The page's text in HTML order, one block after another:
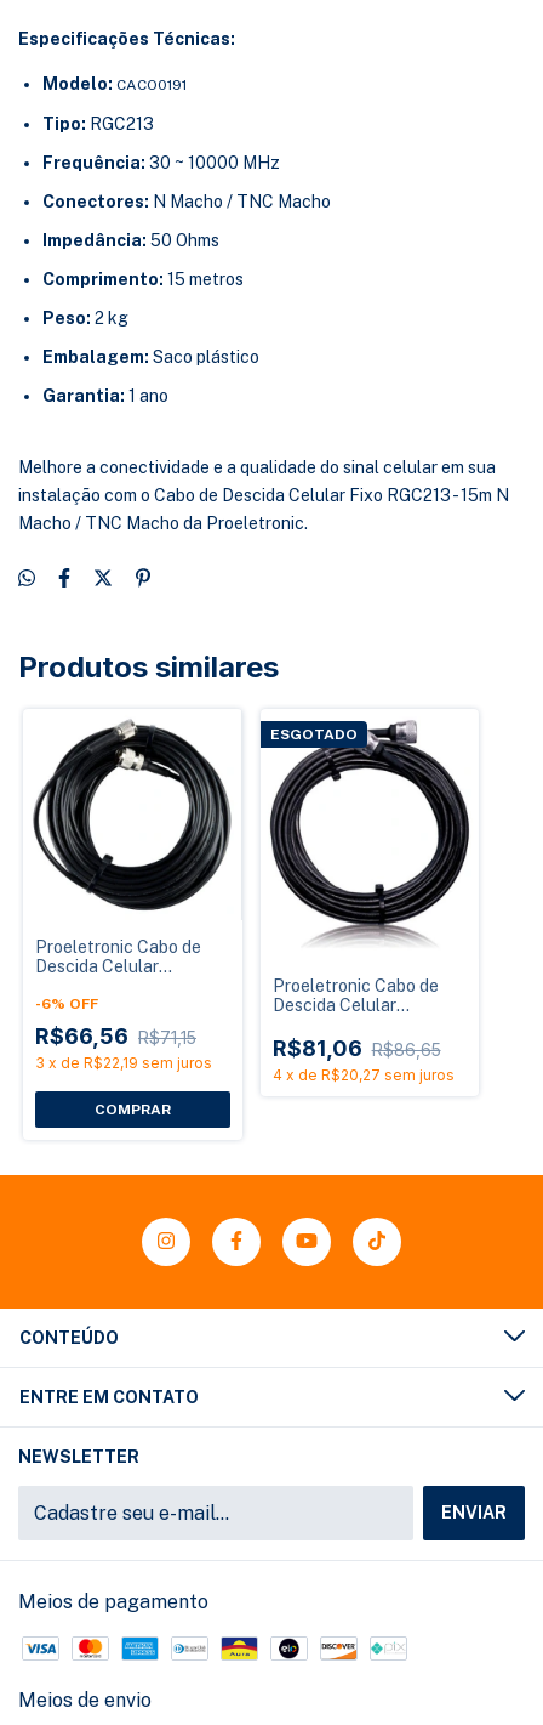
Especificações Técnicas:
Modelo: CACO0191
Tipo: RGC213
Frequência: 30 ~ 10000 MHz
Conectores: N Macho / TNC Macho
Impedância: 50 Ohms
Comprimento: 15 metros
Peso: 2 kg
Embalagem: Saco plástico
Garantia: 1 ano
Melhore a conectividade e a qualidade do sinal celular em sua
instalação com o Cabo de Descida Celular Fixo RGC213 - 15m N
Macho / TNC Macho da Proeletronic.
Produtos similares
Proeletronic Cabo de
Descida Celular
N Macho / TNC Macho
-6% OFF
R$66,56 R$71,15
3 x de R$22,19 sem juros
ESGOTADO
Proeletronic Cabo de
Descida Celular
N Macho / N Macho
R$81,06 R$86,65
4 x de R$20,27 sem juros
CONTEÚDO
ENTRE EM CONTATO
NEWSLETTER
Meios de pagamento
Meios de envio